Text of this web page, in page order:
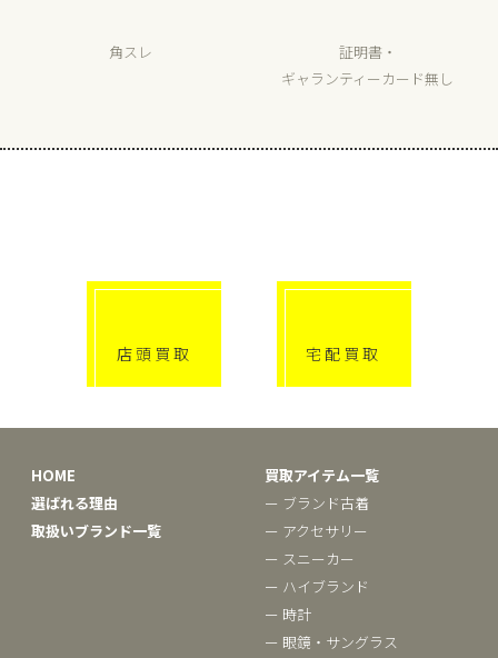
角スレ
証明書・
ギャランティーカード無し
店頭買取 宅配買取
HOME
選ばれる理由
取扱いブランド一覧
買取アイテム一覧
ー ブランド古着
ー アクセサリー
ー スニーカー
ー ハイブランド
ー 時計
ー 眼鏡・サングラス